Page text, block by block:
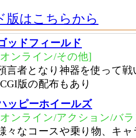
版はこちらから
ッドフィールド
ンライン/その他]
言者となり神器を使って
版の配布もあり
ッピーホイールズ
ンライン/アクション/バ
々なコースや乗り物、キ